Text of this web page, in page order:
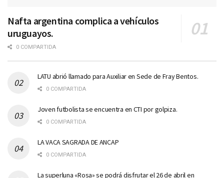
Nafta argentina complica a vehículos
uruguayos.
0 COMPARTIDA
LATU abrió llamado para Auxiliar en Sede de Fray Bentos.
0 COMPARTIDA
Joven futbolista se encuentra en CTI por golpiza.
0 COMPARTIDA
LA VACA SAGRADA DE ANCAP
0 COMPARTIDA
La superluna «Rosa» se podrá disfrutar el 26 de abril en